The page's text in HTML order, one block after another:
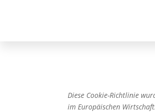
Diese Cookie-Richtlinie
im Europäischen